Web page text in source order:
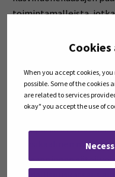
When you accept cookies,
possible. Some of the cookies
are related to services
okay" you accept the use of
toimintamalleista,
luonnon
Hankkeen
Mitattua tietoa
Fysikaalinen malli
maanpinnan